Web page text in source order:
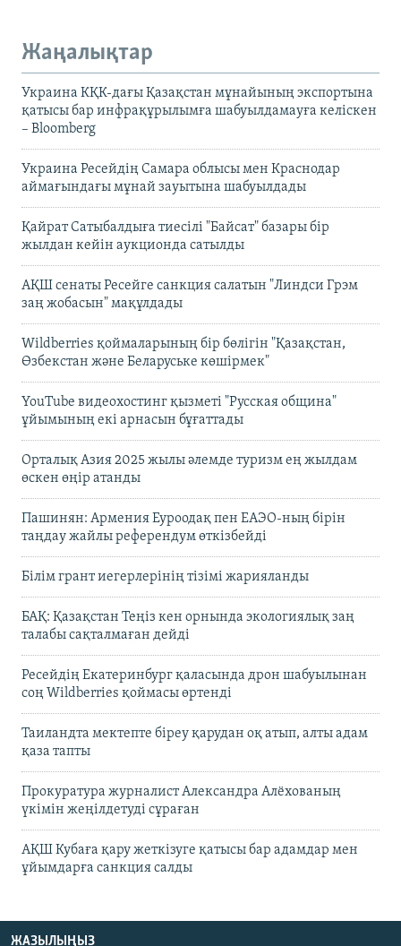
Жаңалықтар
Украина КҚК-дағы Қазақстан мұнайының экспортына
қатысы бар инфрақұрылымға шабуылдамауға келіскен
– Bloomberg
Украина Ресейдің Самара облысы мен Краснодар
аймағындағы мұнай зауытына шабуылдады
Қайрат Сатыбалдыға тиесілі "Байсат" базары бір
жылдан кейін аукционда сатылды
АҚШ сенаты Ресейге санкция салатын "Линдси Грэм
заң жобасын" мақұлдады
Wildberries қоймаларының бір бөлігін "Қазақстан,
Өзбекстан және Беларуське көшірмек"
YouTube видеохостинг қызметі "Русская община"
ұйымының екі арнасын бұғаттады
Орталық Азия 2025 жылы әлемде туризм ең жылдам
өскен өңір атанды
Пашинян: Армения Еуроодақ пен ЕАЭО-ның бірін
таңдау жайлы референдум өткізбейді
Білім грант иегерлерінің тізімі жарияланды
БАҚ: Қазақстан Теңіз кен орнында экологиялық заң
талабы сақталмаған дейді
Ресейдің Екатеринбург қаласында дрон шабуылынан
соң Wildberries қоймасы өртенді
Таиландта мектепте біреу қарудан оқ атып, алты адам
қаза тапты
Прокуратура журналист Александра Алёхованың
үкімін жеңілдетуді сұраған
АҚШ Кубаға қару жеткізуге қатысы бар адамдар мен
ұйымдарға санкция салды
ЖАЗЫЛЫҢЫЗ